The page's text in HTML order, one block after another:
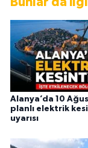
Alanya’da 10
planlı elektrik
uyarısı